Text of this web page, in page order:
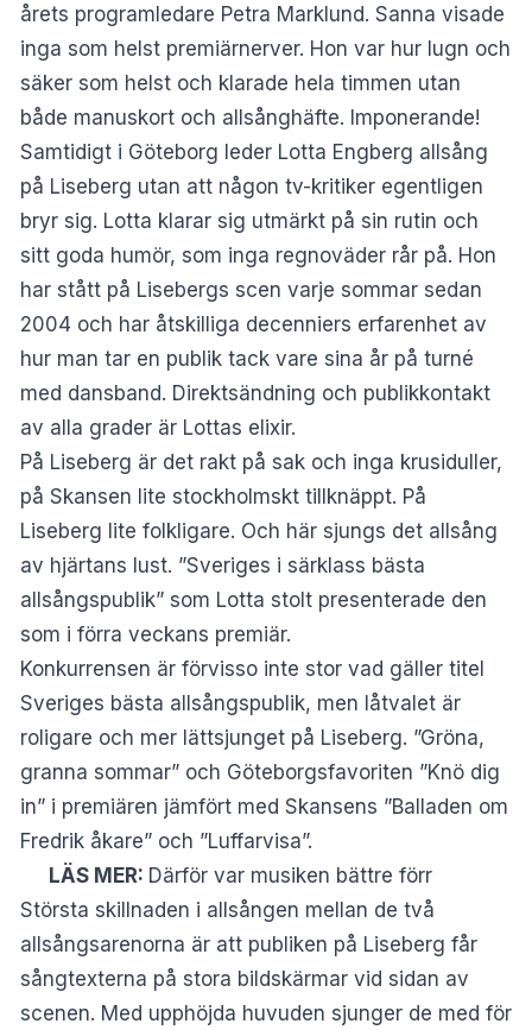
årets programledare Petra Marklund. Sanna visade
inga som helst premiärnerver. Hon var hur lugn och
säker som helst och klarade hela timmen utan
både manuskort och allsånghäfte. Imponerande!
Samtidigt i Göteborg leder Lotta Engberg allsång
på Liseberg utan att någon tv-kritiker egentligen
bryr sig. Lotta klarar sig utmärkt på sin rutin och
sitt goda humör, som inga regnoväder rår på. Hon
har stått på Lisebergs scen varje sommar sedan
2004 och har åtskilliga decenniers erfarenhet av
hur man tar en publik tack vare sina år på turné
med dansband. Direktsändning och publikkontakt
av alla grader är Lottas elixir.
På Liseberg är det rakt på sak och inga krusiduller,
på Skansen lite stockholmskt tillknäppt. På
Liseberg lite folkligare. Och här sjungs det allsång
av hjärtans lust. ”Sveriges i särklass bästa
allsångspublik” som Lotta stolt presenterade den
som i förra veckans premiär.
Konkurrensen är förvisso inte stor vad gäller titel
Sveriges bästa allsångspublik, men låtvalet är
roligare och mer lättsjunget på Liseberg. ”Gröna,
granna sommar” och Göteborgsfavoriten ”Knö dig
in” i premiären jämfört med Skansens ”Balladen om
Fredrik åkare” och ”Luffarvisa”.
LÄS MER: Därför var musiken bättre förr
Största skillnaden i allsången mellan de två
allsångsarenorna är att publiken på Liseberg får
sångtexterna på stora bildskärmar vid sidan av
scenen. Med upphöjda huvuden sjunger de med för